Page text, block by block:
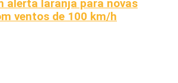
alerta laranja para novas
ventos de 100 km/h